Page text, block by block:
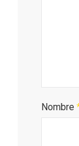
Nombre